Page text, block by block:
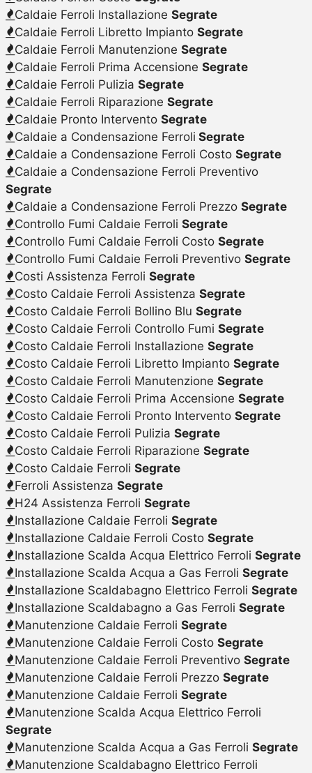
Caldaie Ferroli Installazione Segrate
Caldaie Ferroli Libretto Impianto Segrate
Caldaie Ferroli Manutenzione Segrate
Caldaie Ferroli Prima Accensione Segrate
Caldaie Ferroli Pulizia Segrate
Caldaie Ferroli Riparazione Segrate
Caldaie Pronto Intervento Segrate
Caldaie a Condensazione Ferroli Segrate
Caldaie a Condensazione Ferroli Costo Segrate
Caldaie a Condensazione Ferroli Preventivo
Segrate
Caldaie a Condensazione Ferroli Prezzo Segrate
Controllo Fumi Caldaie Ferroli Segrate
Controllo Fumi Caldaie Ferroli Costo Segrate
Controllo Fumi Caldaie Ferroli Preventivo Segrate
Costi Assistenza Ferroli Segrate
Costo Caldaie Ferroli Assistenza Segrate
Costo Caldaie Ferroli Bollino Blu Segrate
Costo Caldaie Ferroli Controllo Fumi Segrate
Costo Caldaie Ferroli Installazione Segrate
Costo Caldaie Ferroli Libretto Impianto Segrate
Costo Caldaie Ferroli Manutenzione Segrate
Costo Caldaie Ferroli Prima Accensione Segrate
Costo Caldaie Ferroli Pronto Intervento Segrate
Costo Caldaie Ferroli Pulizia Segrate
Costo Caldaie Ferroli Riparazione Segrate
Costo Caldaie Ferroli Segrate
Ferroli Assistenza Segrate
H24 Assistenza Ferroli Segrate
Installazione Caldaie Ferroli Segrate
Installazione Caldaie Ferroli Costo Segrate
Installazione Scalda Acqua Elettrico Ferroli Segrate
Installazione Scalda Acqua a Gas Ferroli Segrate
Installazione Scaldabagno Elettrico Ferroli Segrate
Installazione Scaldabagno a Gas Ferroli Segrate
Manutenzione Caldaie Ferroli Segrate
Manutenzione Caldaie Ferroli Costo Segrate
Manutenzione Caldaie Ferroli Preventivo Segrate
Manutenzione Caldaie Ferroli Prezzo Segrate
Manutenzione Caldaie Ferroli Segrate
Manutenzione Scalda Acqua Elettrico Ferroli
Segrate
Manutenzione Scalda Acqua a Gas Ferroli Segrate
Manutenzione Scaldabagno Elettrico Ferroli